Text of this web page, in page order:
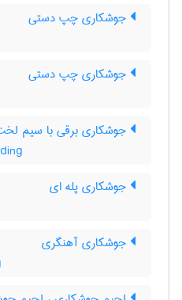
جوشکاری چپ دستی
جوشکاری چپ دستی
جوشکاری برقی با سیم
جوشکاری پله ای
جوشکاری آهنگری